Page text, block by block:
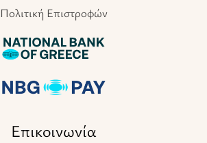
Πολιτική Επιστροφών
Επικοινωνία